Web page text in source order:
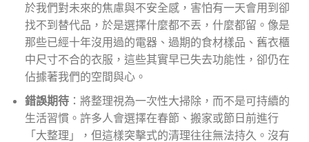
於我們對未來的焦慮與不安全感，害怕有一天會用到卻
找不到替代品，於是選擇什麼都不丟，什麼都留。像是
那些已經十年沒用過的電器、過期的食材樣品、舊衣櫃
中尺寸不合的衣服，這些其實早已失去功能性，卻仍在
佔據著我們的空間與心。
錯誤期待：將整理視為一次性大掃除，而不是可持續的
生活習慣。許多人會選擇在春節、搬家或節日前進行
「大整理」，但這樣突擊式的清理往往無法持久。沒有